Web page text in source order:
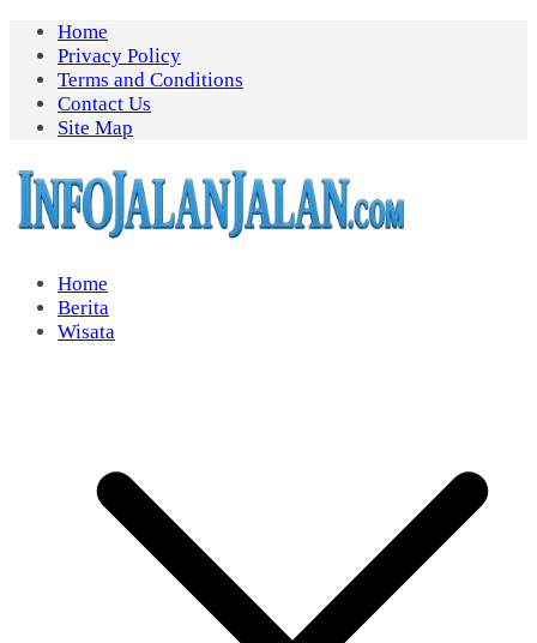
Skip
content
Home
Privacy Policy
Terms and Conditions
Contact Us
Site Map
Home
Berita
Wisata